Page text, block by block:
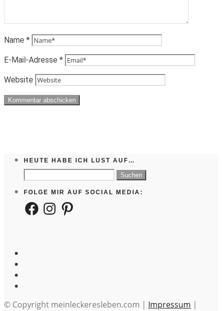
Name *
E-Mail-Adresse *
Website
HEUTE HABE ICH LUST AUF…
Suchen
nach:
FOLGE MIR AUF SOCIAL MEDIA:
FacebookInstagramPinterest
© Copyright meinleckeresleben.com | Impressum |